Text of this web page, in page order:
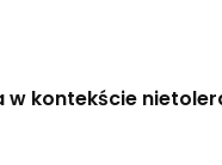
w kontekście